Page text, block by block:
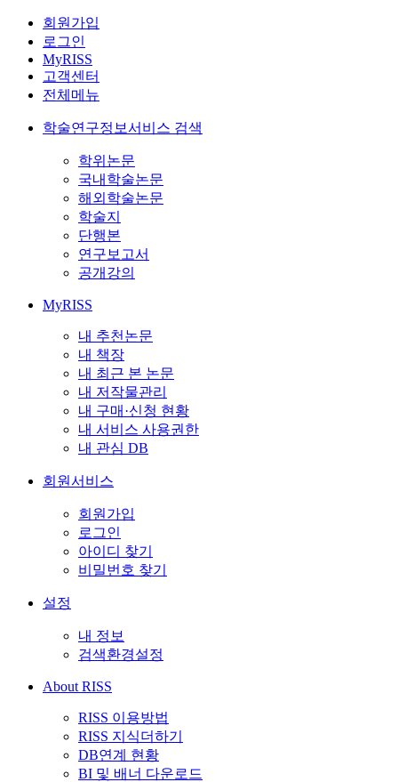
회원가입
로그인
MyRISS
고객센터
전체메뉴
학술연구정보서비스 검색
학위논문
국내학술논문
해외학술논문
학술지
단행본
연구보고서
공개강의
MyRISS
내 추천논문
내 책장
내 최근 본 논문
내 저작물관리
내 구매·신청 현황
내 서비스 사용권한
내 관심 DB
회원서비스
회원가입
로그인
아이디 찾기
비밀번호 찾기
설정
내 정보
검색환경설정
About RISS
RISS 이용방법
RISS 지식더하기
DB연계 현황
BI 및 배너 다운로드